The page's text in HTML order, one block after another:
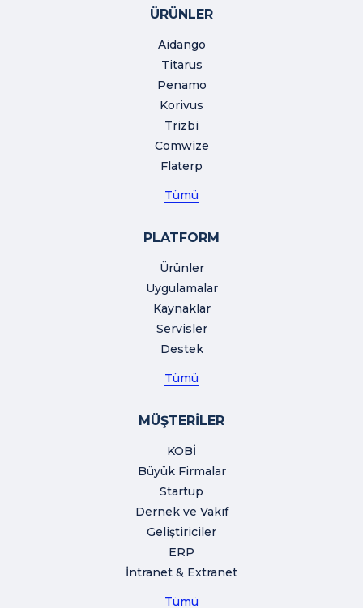
ÜRÜNLER
Aidango
Titarus
Penamo
Korivus
Trizbi
Comwize
Flaterp
Tümü
PLATFORM
Ürünler
Uygulamalar
Kaynaklar
Servisler
Destek
Tümü
MÜŞTERİLER
KOBİ
Büyük Firmalar
Startup
Dernek ve Vakıf
Geliştiriciler
ERP
İntranet & Extranet
Tümü